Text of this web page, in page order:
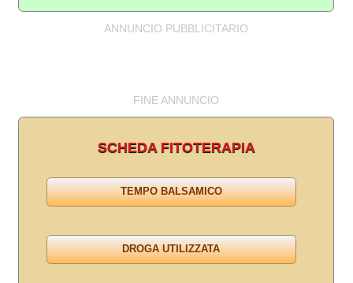
ANNUNCIO PUBBLICITARIO
FINE ANNUNCIO
SCHEDA FITOTERAPIA